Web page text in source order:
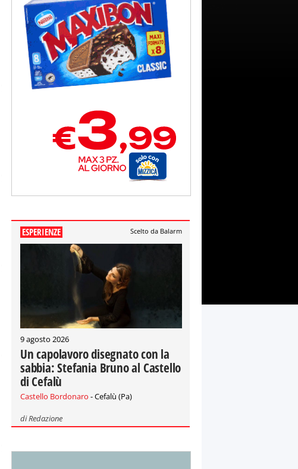
ESPERIENZE Scelto da Balarm
9 agosto 2026
Un capolavoro disegnato con la
sabbia: Stefania Bruno al Castello
di Cefalù
Castello Bordonaro - Cefalù (Pa)
diRedazione